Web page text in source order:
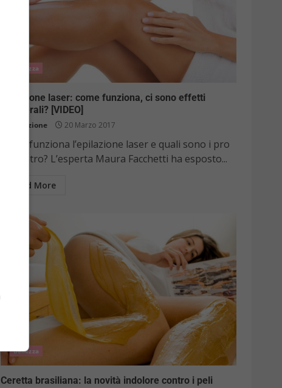
Bellezza
Epilazione laser: come funziona, ci sono effetti
collaterali? [VIDEO]
Redazione 20 Marzo 2017
Come funziona l’epilazione laser e quali sono i pro
e i contro? L’esperta Maura Facchetti ha esposto...
Read More
Bellezza
Ceretta brasiliana: la novità indolore contro i peli